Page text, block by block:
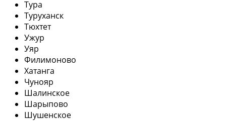
Тура
Туруханск
Тюхтет
Ужур
Уяр
Филимоново
Хатанга
Чунояр
Шалинское
Шарыпово
Шушенское